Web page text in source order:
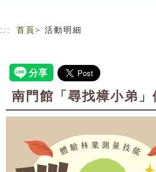
::: 首頁 > 活動明細
南門館「尋找樟小弟